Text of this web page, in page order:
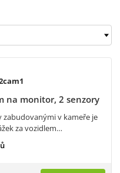
na monitor, 2 senzory
zabudovanými v kameře je
za vozidlem…